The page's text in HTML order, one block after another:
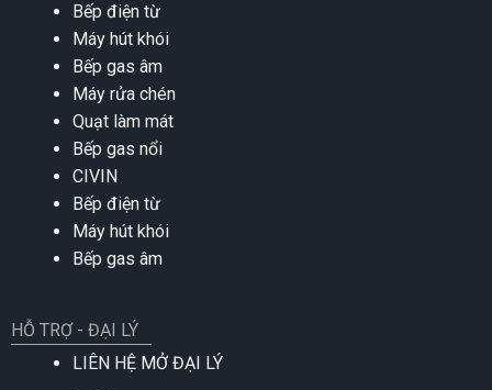
Bếp điện từ
Máy hút khói
Bếp gas âm
Máy rửa chén
Quạt làm mát
Bếp gas nổi
CIVIN
Bếp điện từ
Máy hút khói
Bếp gas âm
HỖ TRỢ - ĐẠI LÝ
LIÊN HỆ MỞ ĐẠI LÝ